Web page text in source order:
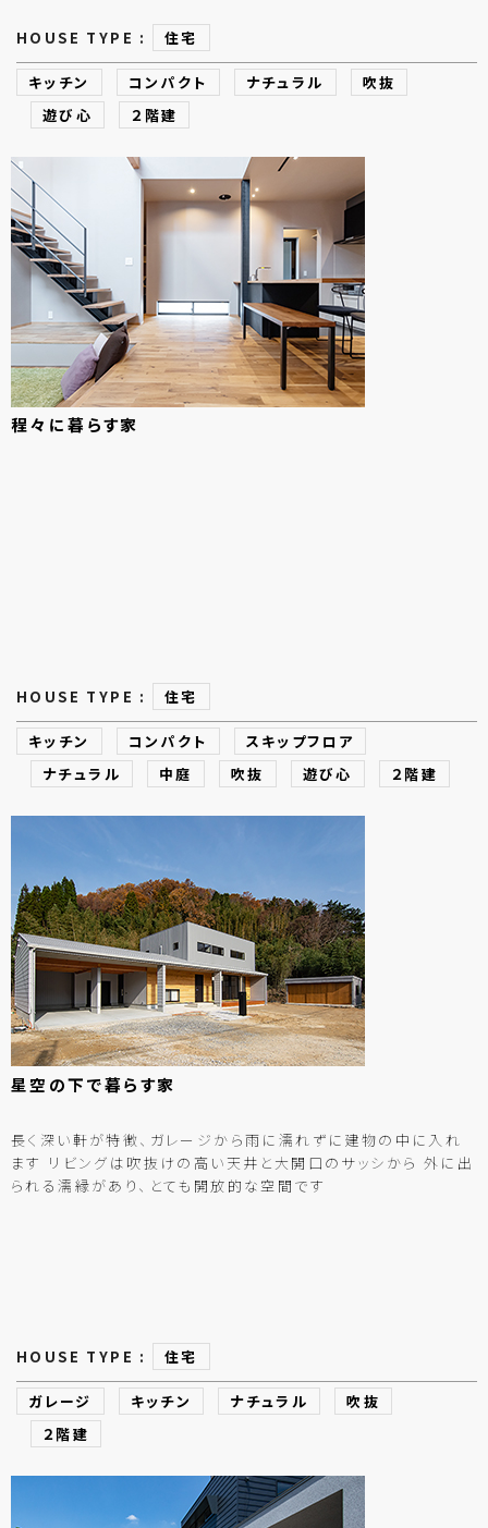
HOUSE TYPE : 住宅
キッチン コンパクト ナチュラル
吹抜
遊び心
２階建
程々に暮らす家
HOUSE TYPE : 住宅
キッチン コンパクト
スキップフロア
ナチュラル
中庭 吹抜 遊び心 ２階建
星空の下で暮らす家
長く深い軒が特徴、ガレージから雨に濡れずに建物の中に入れ
ます リビングは吹抜けの高い天井と大開口のサッシから 外に出
られる濡縁があり、とても開放的な空間です
HOUSE TYPE : 住宅
ガレージ キッチン ナチュラル
吹抜
２階建